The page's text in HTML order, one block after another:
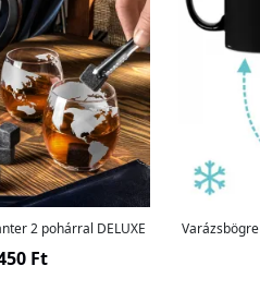
2 pohárral DELUXE
Ft